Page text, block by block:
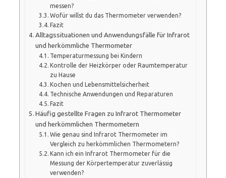
messen?
Wofür willst du das Thermometer verwenden?
Fazit
Alltagssituationen und Anwendungsfälle für Infrarot
und herkömmliche Thermometer
Temperaturmessung bei Kindern
Kontrolle der Heizkörper oder Raumtemperatur
zu Hause
Kochen und Lebensmittelsicherheit
Technische Anwendungen und Reparaturen
Fazit
Häufig gestellte Fragen zu Infrarot Thermometer
und herkömmlichen Thermometern
Wie genau sind Infrarot Thermometer im
Vergleich zu herkömmlichen Thermometern?
Kann ich ein Infrarot Thermometer für die
Messung der Körpertemperatur zuverlässig
verwenden?